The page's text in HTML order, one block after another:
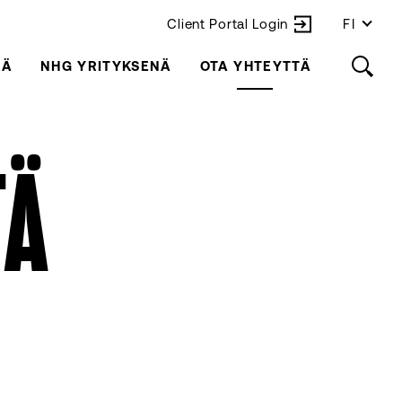
Client Portal Login FI
NHG YRITYKSENÄ OTA YHTEYTTÄ